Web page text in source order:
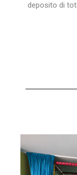
deposito di